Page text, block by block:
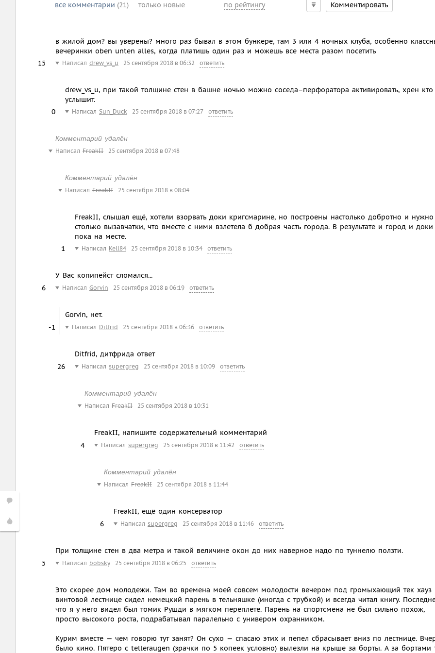
все комментарии (21) только новые по рейтингу Комментировать
в жилой дом? вы уверены? много раз бывал в этом бункере, там 3 или 4 ночных клуба, особенно
вечеринки oben unten alles, когда платишь один раз и можешь все места разом посетить
15
Написал drew_vs_u 25 сентября 2018 в 06:32 ответить
drew_vs_u, при такой толщине стен в башне ночью можно соседа–перфоратора активировать, хрен кто
услышит.
0
Написал Sun_Duck 25 сентября 2018 в 07:27 ответить
Комментарий удалён
Написал FreakII 25 сентября 2018 в 07:48
Комментарий удалён
Написал FreakII 25 сентября 2018 в 08:04
FreakII, слышал ещё, хотели взорвать доки кригсмарине, но построены настолько добротно и нужно
столько вызавчатки, что вместе с ними взлетела б добрая часть города. В результате и город и доки
пока на месте.
1
Написал Kell84 25 сентября 2018 в 10:34 ответить
У Вас копипейст сломался...
6
Написал Gorvin 25 сентября 2018 в 06:19 ответить
Gorvin, нет.
-1
Написал Ditfrid 25 сентября 2018 в 06:36 ответить
Ditfrid, дитфрида ответ
26
Написал supergreg 25 сентября 2018 в 10:09 ответить
Комментарий удалён
Написал FreakII 25 сентября 2018 в 10:31
FreakII, напишите содержательный комментарий
4
Написал supergreg 25 сентября 2018 в 11:42 ответить
Комментарий удалён
Написал FreakII 25 сентября 2018 в 11:44
FreakII, ещё один консерватор
6
Написал supergreg 25 сентября 2018 в 11:46 ответить
При толщине стен в два метра и такой величине окон до них наверное надо по туннелю ползти.
5
Написал bobsky 25 сентября 2018 в 06:25 ответить
Это скорее дом молодежи. Там во времена моей совсем молодости вечером под громыхающий тек хауз
винтовой лестнице сидел немецкий парень в тельняшке (иногда с трубкой) и всегда читал книгу.
что я у него видел был томик Рушди в мягком переплете. Парень на спортсмена не был сильно похож,
просто высокого роста, подрабатывал паралельно с универом охранником.
Курим вместе — чем говорю тут занят? Он сухо — спасаю этих и пепел сбрасывает вниз по лестнице.
было кино. Пятеро с telleraugen (зрачки по 5 копеек условно) вылезли на крыше за борты. А за бортами